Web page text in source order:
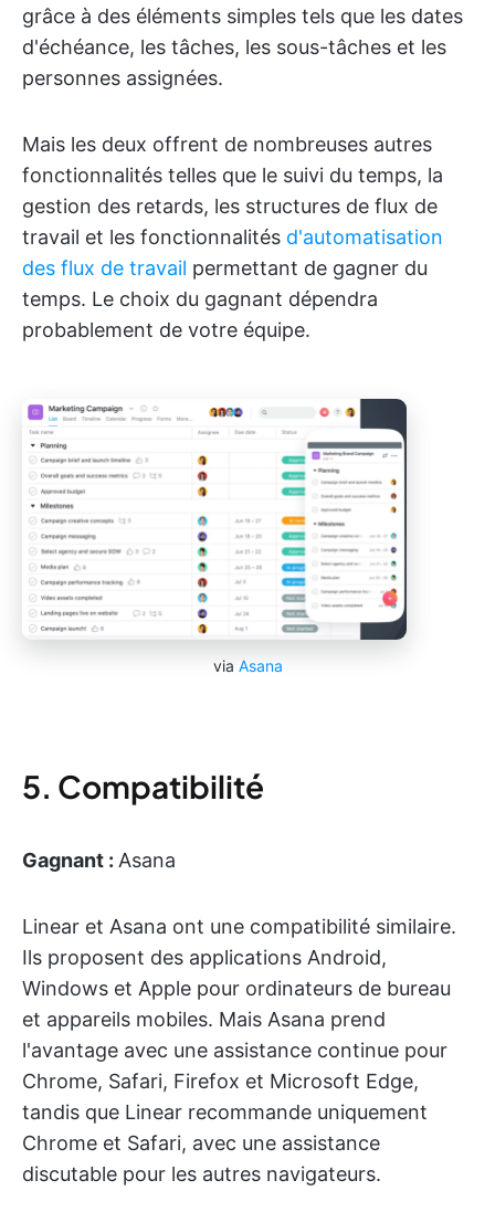
grâce à des éléments simples tels que les dates
d'échéance, les tâches, les sous-tâches et les
personnes assignées.
Mais les deux offrent de nombreuses autres
fonctionnalités telles que le suivi du temps, la
gestion des retards, les structures de flux de
travail et les fonctionnalités d'automatisation
des flux de travail permettant de gagner du
temps. Le choix du gagnant dépendra
probablement de votre équipe.
via Asana
5. Compatibilité
Gagnant : Asana
Linear et Asana ont une compatibilité similaire.
Ils proposent des applications Android,
Windows et Apple pour ordinateurs de bureau
et appareils mobiles. Mais Asana prend
l'avantage avec une assistance continue pour
Chrome, Safari, Firefox et Microsoft Edge,
tandis que Linear recommande uniquement
Chrome et Safari, avec une assistance
discutable pour les autres navigateurs.